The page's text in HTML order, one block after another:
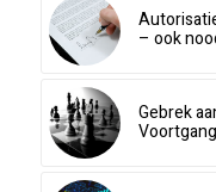
– ook
Gebrek